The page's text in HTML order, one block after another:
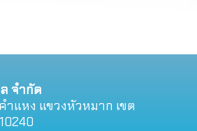
จำกัด
าแหง แขวงหัวหมาก เขต